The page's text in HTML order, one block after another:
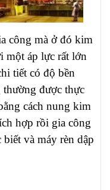
công mà ở đó kim
một áp lực rất lớn
tiết có độ bền
được thực
cách nung kim
hợp rồi gia công
và máy rèn dập